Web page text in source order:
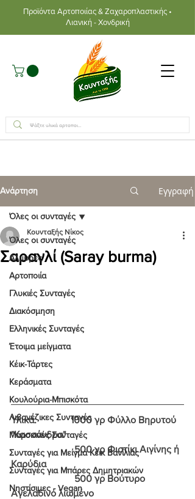
Προϊόντα Αρτοποιίας & Ζαχαροπλαστικής •
Λιανική - Χονδρική
Ανάρτηση Εγγραφή
Όλες οι συνταγές
Αλμυρές
Αρτοποιία
Γλυκιές Συνταγές
Διακόσμηση
Ελληνικές Συνταγές
Έτοιμα μείγματα
Κέικ-Τάρτες
Κεράσματα
Κουλούρια-Μπισκότα
Λιβανέζικες Συνταγές
Μαροκινές Συνταγές
Συνταγές για Μείγμα Κέικ Βανίλιας
Συνταγές για Μπάρες Δημητριακών
Νηστίσιμες - Vegan
Όλες οι συνταγές
Σαραγλί (Saray burma)
Κουνταξής Νίκος
Υλικά:              1000 γρ Φύλλο Βηρυτού
"Κασσάνδρα"
                          500 γρ Φιστίκι Αιγίνης ή
Καρύδια
                          500 γρ Βούτυρο
Αγελαδινό λιωμένο